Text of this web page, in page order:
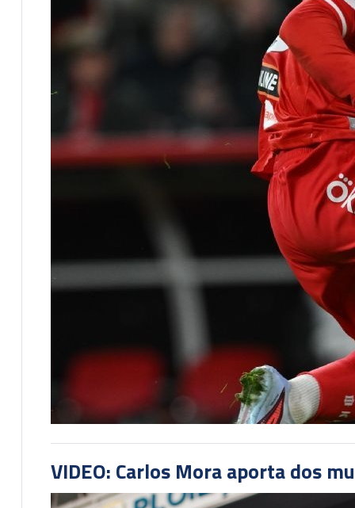
VIDEO: Carlos Mora aporta dos